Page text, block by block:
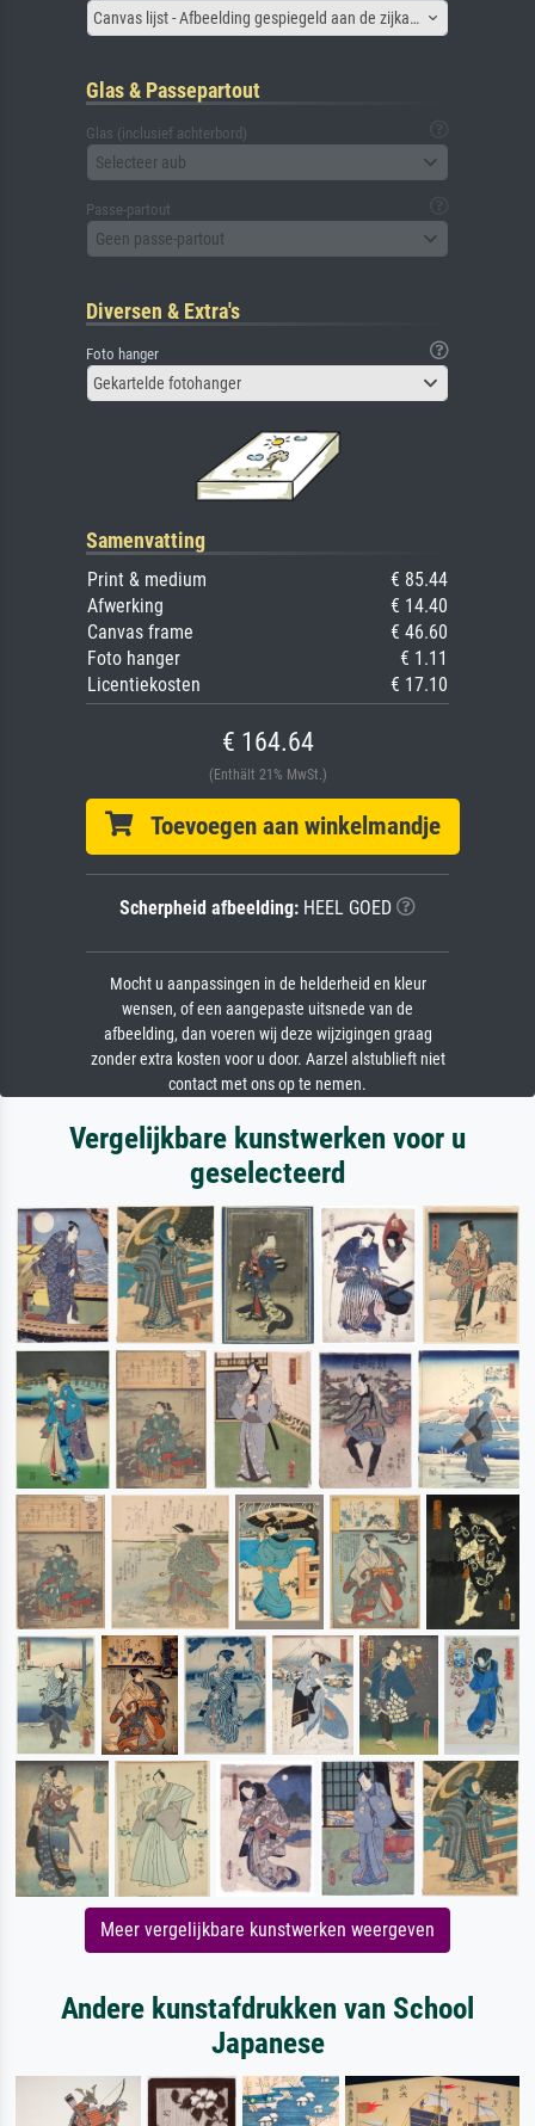
Canvas lijst - Afbeelding gespiegeld aan de zijkant
Glas & Passepartout
Glas (inclusief achterbord)
Selecteer aub
Passe-partout
Geen passe-partout
Diversen & Extra's
Foto hanger
Gekartelde fotohanger
Samenvatting
Print & medium
€ 85.44
Afwerking
€ 14.40
Canvas frame
€ 46.60
Foto hanger
€ 1.11
Licentiekosten
€ 17.10
€ 164.64
(Enthält 21% MwSt.)
Toevoegen aan winkelmandje
Scherpheid afbeelding: HEEL GOED
Mocht u aanpassingen in de helderheid en kleur
wensen, of een aangepaste uitsnede van de
afbeelding, dan voeren wij deze wijzigingen graag
zonder extra kosten voor u door. Aarzel alstublieft niet
contact met ons op te nemen.
Vergelijkbare kunstwerken voor u
geselecteerd
Meer vergelijkbare kunstwerken weergeven
Andere kunstafdrukken van School
Japanese